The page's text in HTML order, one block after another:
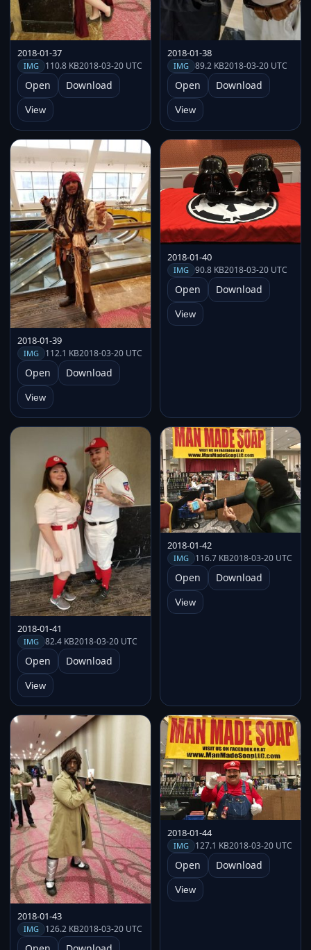
2018-01-37
IMG 110.8 KB2018-03-20 UTC
Open Download
View
2018-01-38
IMG 89.2 KB2018-03-20 UTC
Open Download
View
2018-01-39
IMG 112.1 KB2018-03-20 UTC
Open Download
View
2018-01-40
IMG 90.8 KB2018-03-20 UTC
Open Download
View
2018-01-41
IMG 82.4 KB2018-03-20 UTC
Open Download
View
2018-01-42
IMG 116.7 KB2018-03-20 UTC
Open Download
View
2018-01-43
IMG 126.2 KB2018-03-20 UTC
2018-01-44
IMG 127.1 KB2018-03-20 UTC
Open Download
View